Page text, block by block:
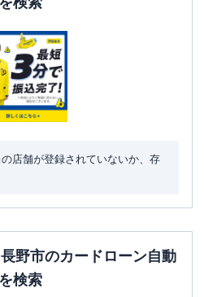
店舗が登録されていないか、存
野市のカードローン自動
検索